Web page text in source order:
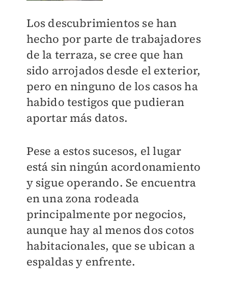
Los descubrimientos se han
hecho por parte de trabajadores
de la terraza, se cree que han
sido arrojados desde el exterior,
pero en ninguno de los casos ha
habido testigos que pudieran
aportar más datos.
Pese a estos sucesos, el lugar
está sin ningún acordonamiento
y sigue operando. Se encuentra
en una zona rodeada
principalmente por negocios,
aunque hay al menos dos cotos
habitacionales, que se ubican a
espaldas y enfrente.